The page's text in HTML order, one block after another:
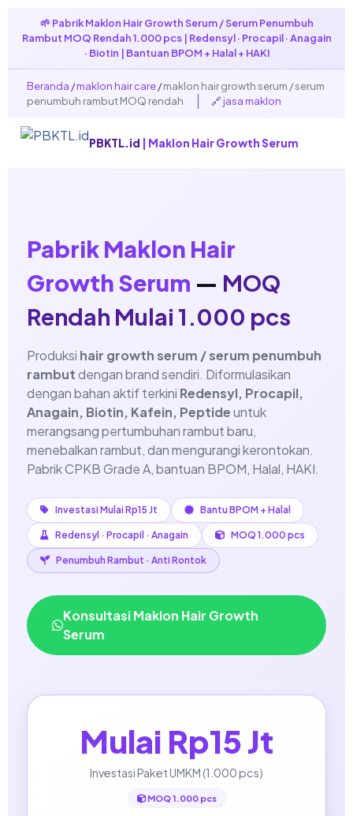
🌱 Pabrik Maklon Hair Growth Serum / Serum Penumbuh
Rambut MOQ Rendah 1.000 pcs | Redensyl · Procapil · Anagain
· Biotin | Bantuan BPOM + Halal + HAKI
Beranda /maklon hair care/maklon hair growth serum / serum
penumbuh rambut MOQ rendah
🔗 jasa maklon
PBKTL.id | Maklon Hair Growth Serum
Pabrik Maklon Hair
Growth Serum — MOQ
Rendah Mulai 1.000 pcs
Produksi hair growth serum / serum penumbuh
rambutdengan brand sendiri. Diformulasikan
dengan bahan aktif terkini Redensyl, Procapil,
Anagain, Biotin, Kafein, Peptideuntuk
merangsang pertumbuhan rambut baru,
menebalkan rambut, dan mengurangi kerontokan.
Pabrik CPKB Grade A, bantuan BPOM, Halal, HAKI.
Investasi Mulai Rp15 Jt Bantu BPOM + Halal
Redensyl · Procapil · Anagain MOQ 1.000 pcs
Penumbuh Rambut · Anti Rontok
Konsultasi Maklon Hair Growth
Serum
Mulai Rp15 Jt
Investasi Paket UMKM (1.000 pcs)
MOQ 1.000 pcs